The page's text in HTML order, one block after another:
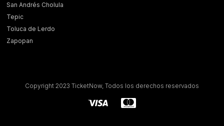
San Andrés Cholula
Tepic
Toluca de Lerdo
Zapopan
Copyright 2023 TicketNow, Todos los derechos reservados